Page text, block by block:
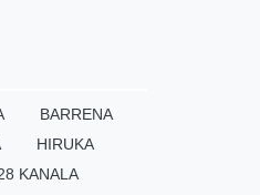
BARRENA
HIRUKA
KANALA